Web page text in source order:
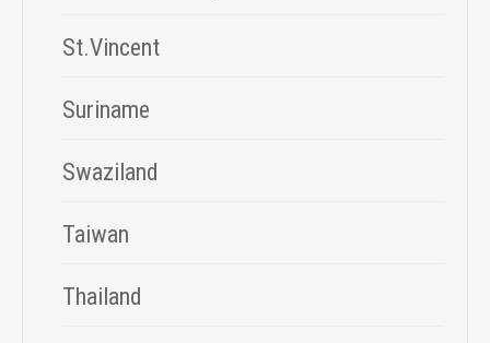
St.Vincent
Suriname
Swaziland
Taiwan
Thailand